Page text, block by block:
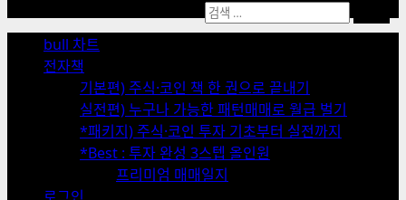
Menu
bull 차트
전자책
기본편) 주식·코인 책 한 권으로 끝내기
실전편) 누구나 가능한 패턴매매로 월급 벌기
*패키지) 주식·코인 투자 기초부터 실전까지
*Best : 투자 완성 3스텝 올인원
프리미엄 매매일지
검
색: